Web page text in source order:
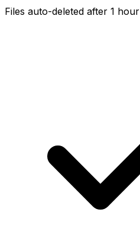
Files auto-deleted after 1 hour